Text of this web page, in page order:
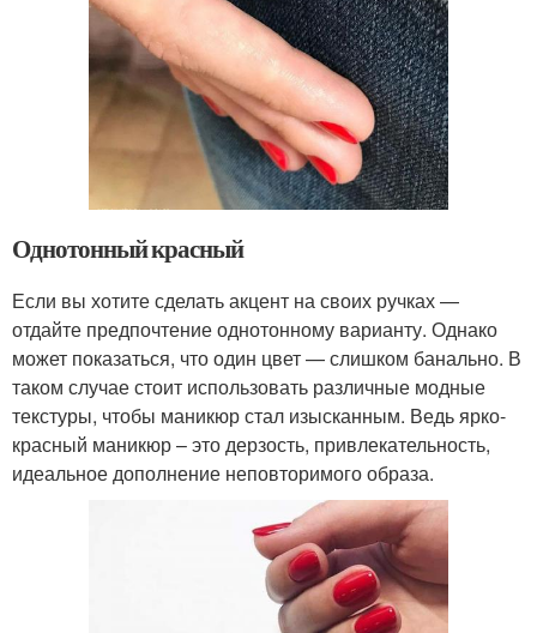
Однотонный красный
Если вы хотите сделать акцент на своих ручках —
отдайте предпочтение однотонному варианту. Однако
может показаться, что один цвет — слишком банально. В
таком случае стоит использовать различные модные
текстуры, чтобы маникюр стал изысканным. Ведь ярко-
красный маникюр – это дерзость, привлекательность,
идеальное дополнение неповторимого образа.